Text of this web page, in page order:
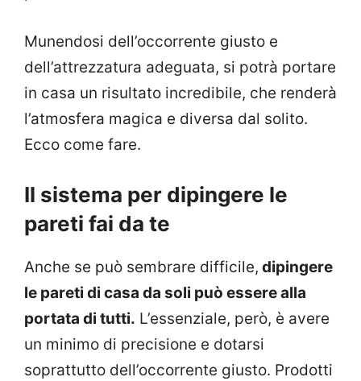
Munendosi dell’occorrente giusto e
dell’attrezzatura adeguata, si potrà portare
in casa un risultato incredibile, che renderà
l’atmosfera magica e diversa dal solito.
Ecco come fare.
Il sistema per dipingere le
pareti fai da te
Anche se può sembrare difficile, dipingere
le pareti di casa da soli può essere alla
portata di tutti. L’essenziale, però, è avere
un minimo di precisione e dotarsi
soprattutto dell’occorrente giusto. Prodotti